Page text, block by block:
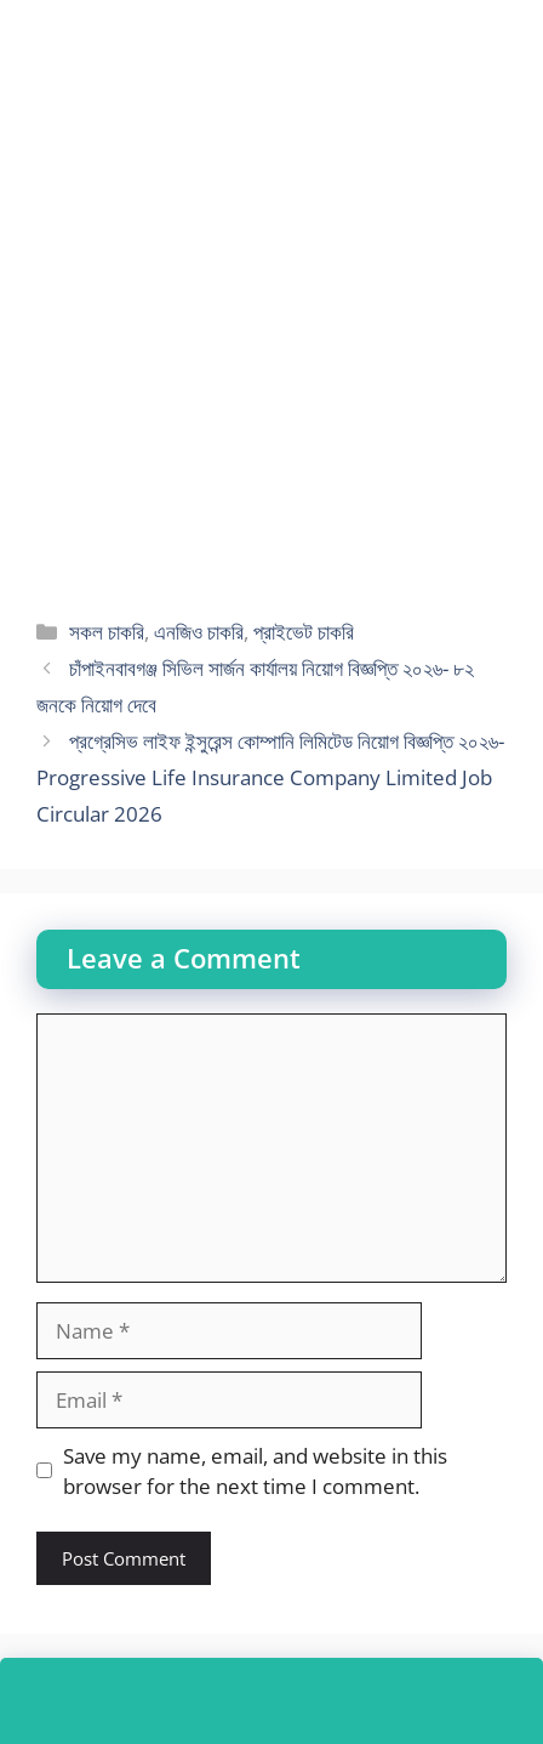
Categories
সকল চাকরি,এনজিও চাকরি,প্রাইভেট চাকরি
চাঁপাইনবাবগঞ্জ সিভিল সার্জন কার্যালয় নিয়োগ বিজ্ঞপ্তি ২০২৬- ৮২
জনকে নিয়োগ দেবে
প্রগ্রেসিভ লাইফ ইন্সুরেন্স কোম্পানি লিমিটেড নিয়োগ বিজ্ঞপ্তি ২০২৬-
Progressive Life Insurance Company Limited Job
Circular 2026
Leave a Comment
Website
Save my name, email, and website in this
browser for the next time I comment.